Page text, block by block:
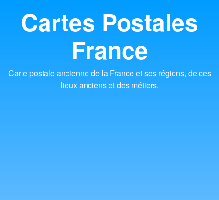
Cartes Postales
France
Carte postale ancienne de la France et ses régions, de ces
lieux anciens et des métiers.